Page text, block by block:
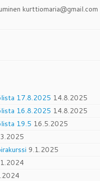
kurttiomaria@gmail.com
17.8.2025 14.8.2025
16.8.2025 14.8.2025
19.5 16.5.2025
9.1.2025